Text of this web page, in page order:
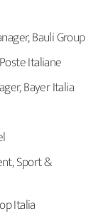
Bauli Group
Italiane
Bayer Italia
Sport &
Italia